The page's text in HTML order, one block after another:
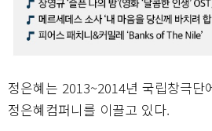
정은혜는 2013~2014년 국립창극단
정은혜컴퍼니를 이끌고 있다.